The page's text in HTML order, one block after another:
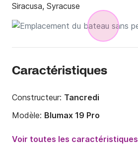
Siracusa, Syracuse
Caractéristiques
Constructeur: Tancredi
Modèle: Blumax 19 Pro
Puissance moteur:
40cv
Voir toutes les caractéristiques